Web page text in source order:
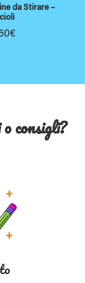
da Stirare –
€
consigli?